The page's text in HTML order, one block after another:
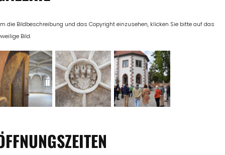
die Bildbeschreibung und das Copyright einzusehen, klicken Sie bitte auf das
Bild.